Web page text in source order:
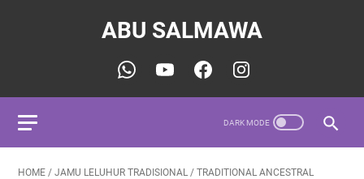
ABU SALMAWA
HOME / JAMU LELUHUR TRADISIONAL / TRADITIONAL ANCESTRAL